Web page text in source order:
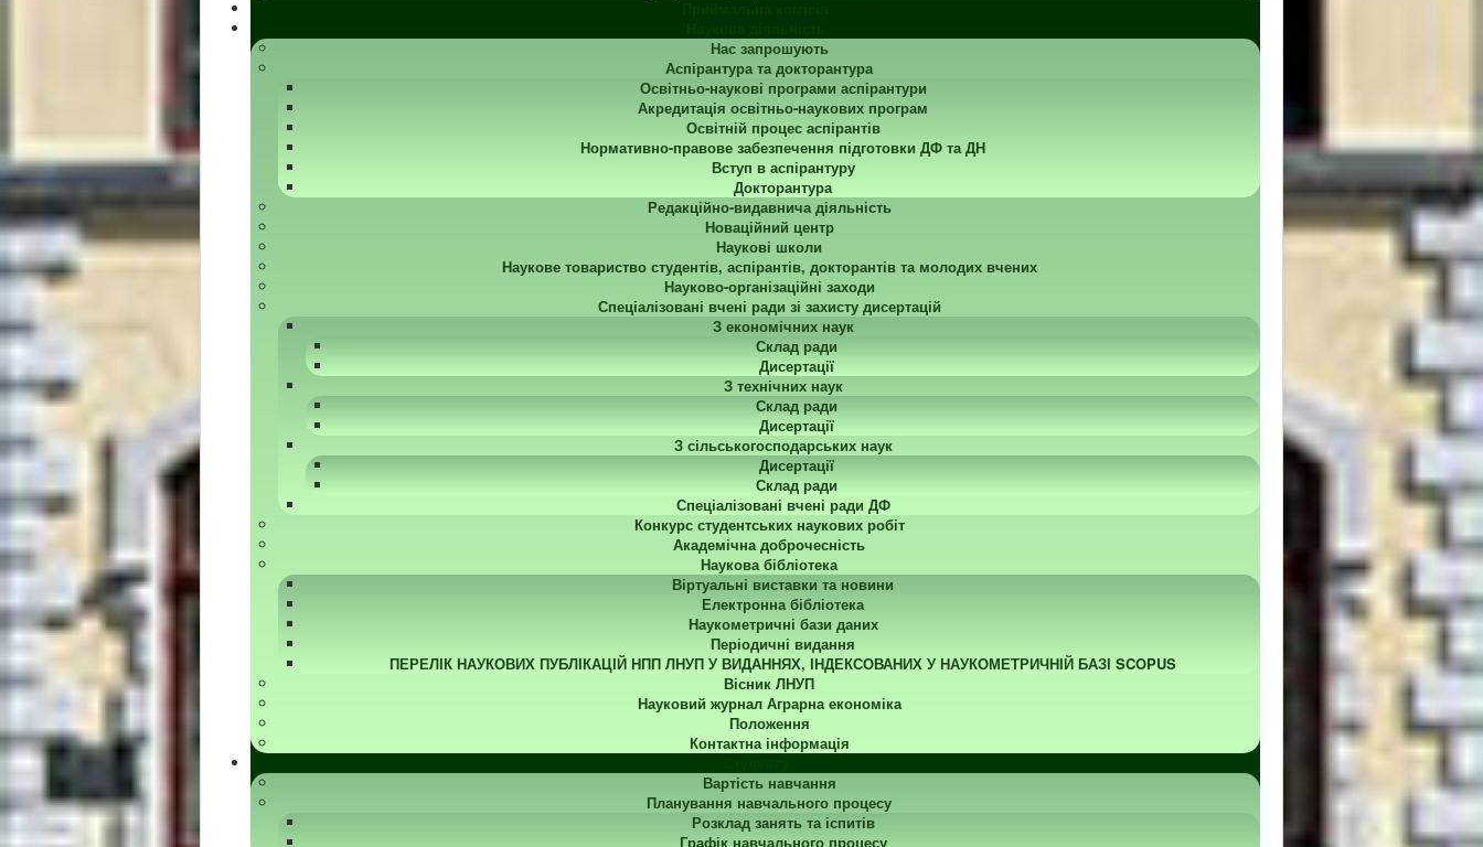
Нас запрошують
Аспірантура та докторантура
Освітньо-наукові програми аспірантури
Акредитація освітньо-наукових програм
Освітній процес аспірантів
Нормативно-правове забезпечення підготовки ДФ та ДН
Вступ в аспірантуру
Докторантура
Редакційно-видавнича діяльність
Новаційний центр
Наукові школи
Наукове товариство студентів, аспірантів, докторантів та молодих вчених
Науково-організаційні заходи
Спеціалізовані вчені ради зі захисту дисертацій
З економічних наук
Склад ради
Дисертації
З технічних наук
Склад ради
Дисертації
З сільськогосподарських наук
Дисертації
Склад ради
Спеціалізовані вчені ради ДФ
Конкурс студентських наукових робіт
Академічна доброчесність
Наукова бібліотека
Віртуальні виставки та новини
Електронна бібліотека
Наукометричні бази даних
Періодичні видання
ПЕРЕЛІК НАУКОВИХ ПУБЛІКАЦІЙ НПП ЛНУП У ВИДАННЯХ, ІНДЕКСОВАНИХ У НАУКОМЕТРИЧНІЙ БАЗІ SCOPUS
Вісник ЛНУП
Науковий журнал Аграрна економіка
Положення
Контактна інформація
Вартість навчання
Планування навчального процесу
Розклад занять та іспитів
Графік навчального процесу